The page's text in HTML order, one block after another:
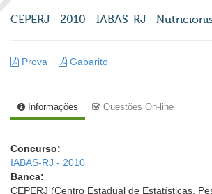
CEPERJ - 2010 - IABAS-RJ -
Prova Gabarito
Informações Questões On-line
Concurso:
IABAS-RJ - 2010
Banca:
CEPERJ (Centro Estadual de Estatísticas,